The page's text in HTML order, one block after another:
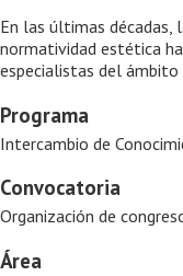
En las últimas décadas,
normatividad estética
especialistas del
Programa
Intercambio de
Convocatoria
Organización de
Área